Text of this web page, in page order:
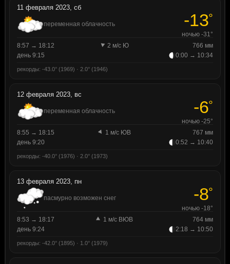
11 февраля 2023, сб
переменная облачность -13°
ночью -31°
8:57 → 18:12
2 м/с Ю
766 мм
день 9:15
0:00 → 10:34
рекорды: -43.0° (1969) · 2.0° (1946)
12 февраля 2023, вс
переменная облачность -6°
ночью -25°
8:55 → 18:15
1 м/с ЮВ
767 мм
день 9:20
0:52 → 10:40
рекорды: -40.0° (1976) · 2.0° (1973)
13 февраля 2023, пн
пасмурно возможен снег -8°
ночью -18°
8:53 → 18:17
1 м/с ВЮВ
764 мм
день 9:24
2:18 → 10:50
рекорды: -42.0° (1895) · 1.0° (1979)